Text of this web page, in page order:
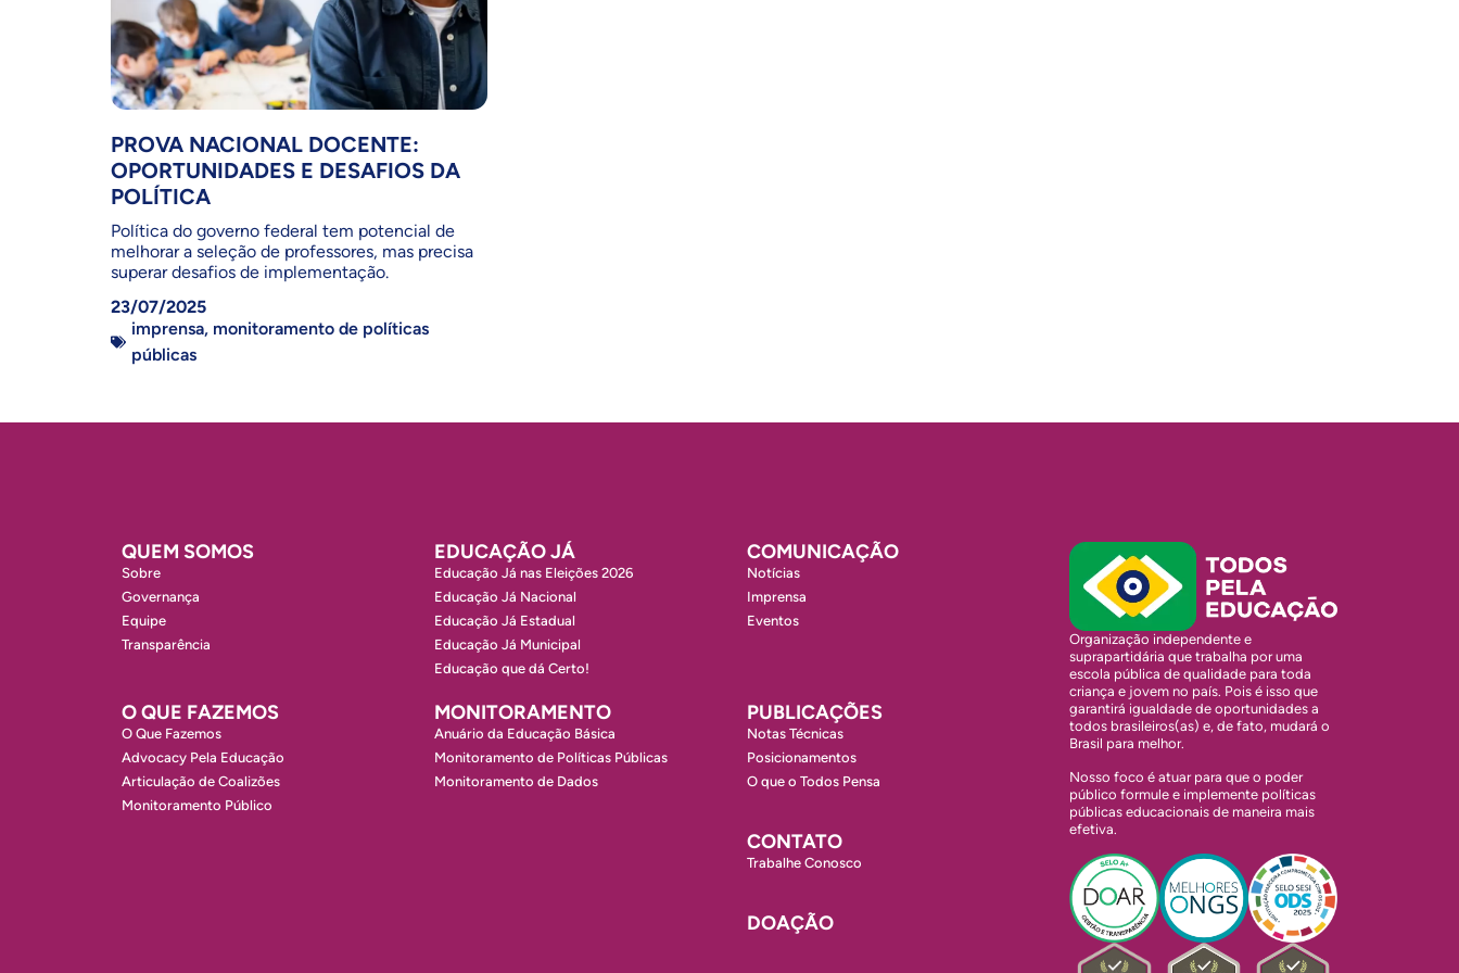
PROVA NACIONAL DOCENTE:
OPORTUNIDADES E DESAFIOS DA
POLÍTICA
Política do governo federal tem potencial de
melhorar a seleção de professores, mas precisa
superar desafios de implementação.
23/07/2025
imprensa, monitoramento de políticas
públicas
QUEM SOMOS
Sobre
Governança
Equipe
Transparência
EDUCAÇÃO JÁ
Educação Já nas Eleições 2026
Educação Já Nacional
Educação Já Estadual
Educação Já Municipal
Educação que dá Certo!
COMUNICAÇÃO
Notícias
Imprensa
Eventos
O QUE FAZEMOS
O Que Fazemos
Advocacy Pela Educação
Articulação de Coalizões
Monitoramento Público
MONITORAMENTO
Anuário da Educação Básica
Monitoramento de Políticas Públicas
Monitoramento de Dados
PUBLICAÇÕES
Notas Técnicas
Posicionamentos
O que o Todos Pensa
CONTATO
Trabalhe Conosco
DOAÇÃO
Organização independente e
suprapartidária que trabalha por uma
escola pública de qualidade para toda
criança e jovem no país. Pois é isso que
garantirá igualdade de oportunidades a
todos brasileiros(as) e, de fato, mudará o
Brasil para melhor.
Nosso foco é atuar para que o poder
público formule e implemente políticas
públicas educacionais de maneira mais
efetiva.